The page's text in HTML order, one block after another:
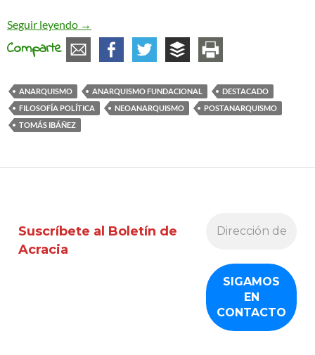
Seguir leyendo «Anarquismo no fundacional», libro de Tomás
→
Comparte
ANARQUISMO ANARQUISMO FUNDACIONAL
DESTACADO
FILOSOFÍA POLÍTICA
NEOANARQUISMO
POSTANARQUISMO
TOMÁS IBÁÑEZ
Suscríbete al Boletín de
Acracia